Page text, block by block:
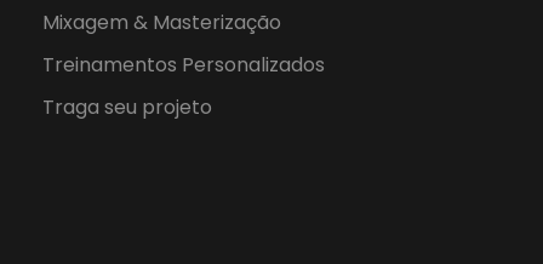
Mixagem & Masterização
Treinamentos Personalizados
Traga seu projeto